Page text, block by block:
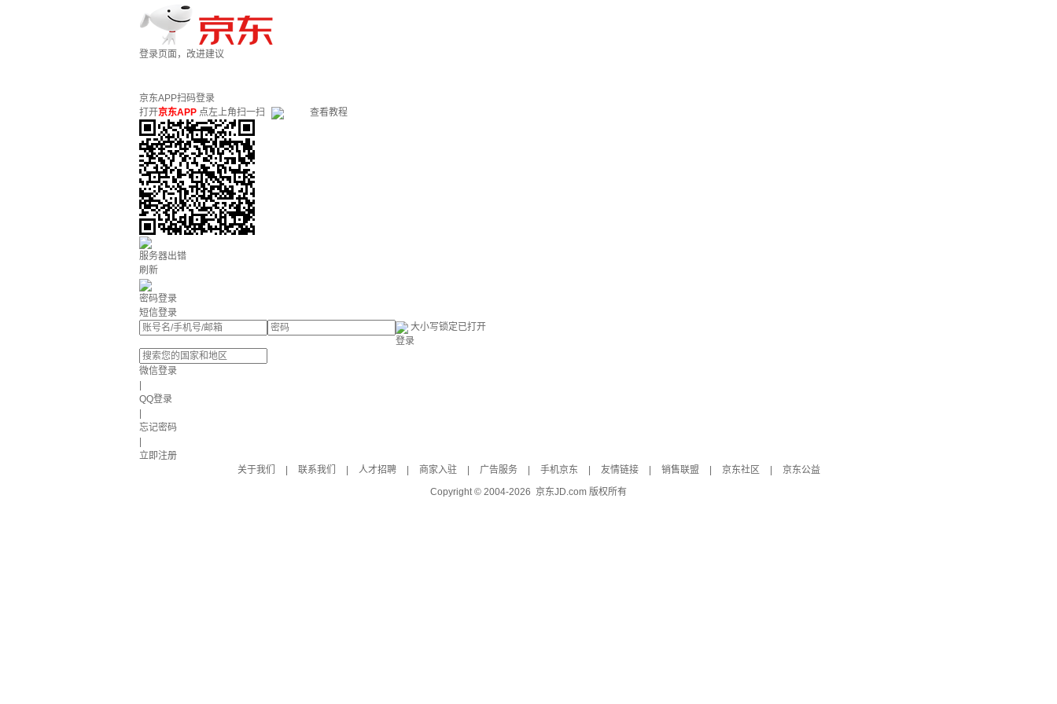
登录页面，改进建议
京东APP扫码登录
打开京东APP 点左上角扫一扫 查看教程
服务器出错
刷新
密码登录
短信登录
大小写锁定已打开
登录
微信登录
QQ登录
忘记密码
立即注册
关于我们
联系我们 人才招聘 商家入驻 广告服务 手机京东 友情链接 销售联盟 京东社区
京东公益
Copyright © 2004-2026 京东JD.com 版权所有